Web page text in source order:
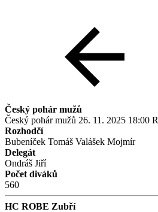
Český pohár mužů
Český pohár mužů 26. 11. 2025 18:00
Rozhodčí
Bubeníček Tomáš Valášek Mojmír
Delegát
Ondráš Jiří
Počet diváků
560
HC ROBE Zubří